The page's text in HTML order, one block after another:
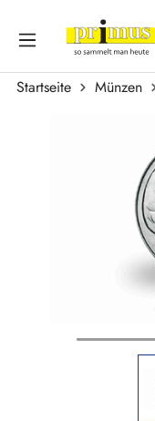
Zum Hauptinhalt
Startseite Münzen